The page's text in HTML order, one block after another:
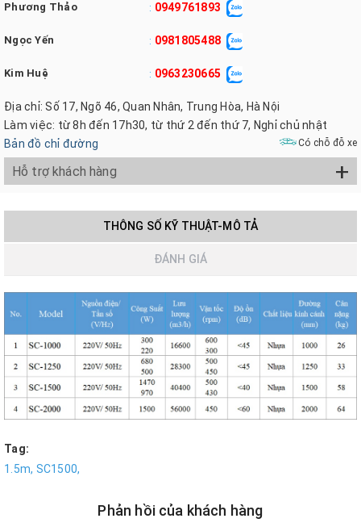
Phương Thảo : 0949761893
Ngọc Yến : 0981805488
Kim Huệ : 0963230665
Địa chỉ: Số 17, Ngõ 46, Quan Nhân, Trung Hòa, Hà Nội
Làm việc: từ 8h đến 17h30, từ thứ 2 đến thứ 7, Nghỉ chủ nhật
Bản đồ chỉ đường
Có chỗ đỗ xe
Hỗ trợ khách hàng +
THÔNG SỐ KỸ THUẬT-MÔ TẢ
ĐÁNH GIÁ
Tag:
1.5m, SC1500,
Phản hồi của khách hàng